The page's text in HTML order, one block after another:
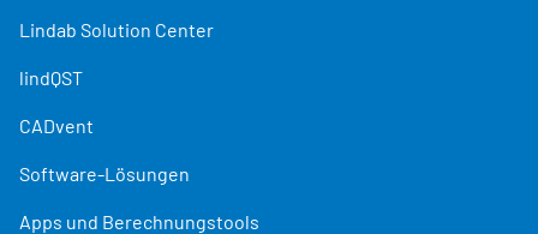
Lindab Solution Center
lindQST
CADvent
Software-Lösungen
Apps und Berechnungstools